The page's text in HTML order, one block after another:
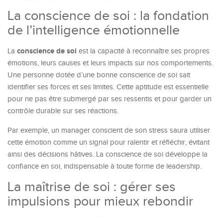
La conscience de soi : la fondation
de l’intelligence émotionnelle
La conscience de soi est la capacité à reconnaître ses propres
émotions, leurs causes et leurs impacts sur nos comportements.
Une personne dotée d’une bonne conscience de soi sait
identifier ses forces et ses limites. Cette aptitude est essentielle
pour ne pas être submergé par ses ressentis et pour garder un
contrôle durable sur ses réactions.
Par exemple, un manager conscient de son stress saura utiliser
cette émotion comme un signal pour ralentir et réfléchir, évitant
ainsi des décisions hâtives. La conscience de soi développe la
confiance en soi, indispensable à toute forme de leadership.
La maîtrise de soi : gérer ses
impulsions pour mieux rebondir